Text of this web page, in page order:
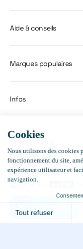
Aide & conseils
Marques populaires
Infos
Facebook
Instagram
TikTok
Nous acceptons